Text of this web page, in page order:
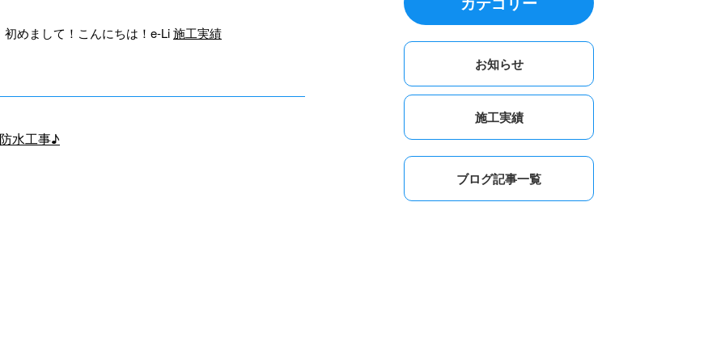
初めまして！こんにちは！e-Li施工実績
お知らせ
施工実績
ブログ記事一覧